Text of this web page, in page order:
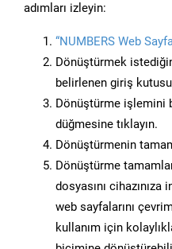
adımları izleyin:
“NUMBERS Web
Dönüştürmek
belirlenen giriş
Dönüştürme işlemini
düğmesine tıklayın.
Dönüştürmenin
Dönüştürme
dosyasını cihazınıza
web sayfalarını
kullanım için